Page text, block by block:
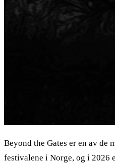
Beyond the Gates er en av de
festivalene i Norge, og i 2026